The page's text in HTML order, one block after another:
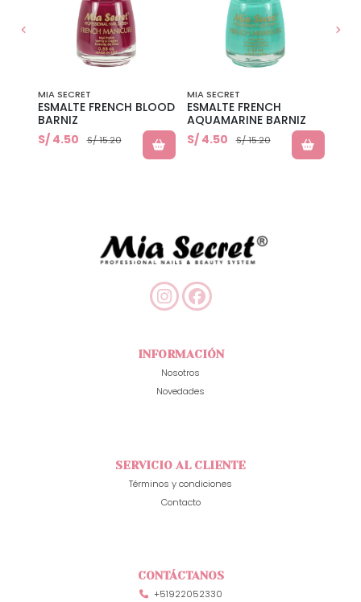
MIA SECRET
ESMALTE FRENCH BLOOD
BARNIZ
S/ 4.50
S/ 15.20
MIA SECRET
ESMALTE FRENCH
AQUAMARINE BARNIZ
S/ 4.50
S/ 15.20
INFORMACIÓN
Nosotros
Novedades
SERVICIO AL CLIENTE
Términos y condiciones
Contacto
CONTÁCTANOS
+51922052330